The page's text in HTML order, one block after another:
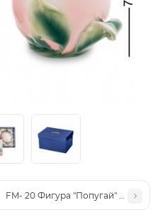
пакетиков "Роза" (Pavone)
FM- 20 Фигура "Попугай" (Pavone)